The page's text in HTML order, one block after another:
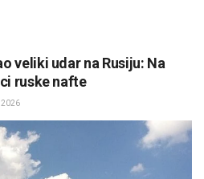
veliki udar na Rusiju: Na
ruske nafte
2026